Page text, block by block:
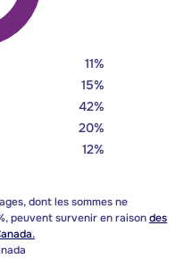
11%
15%
42%
20%
12%
dont les sommes ne
peuvent survenir en raisondes